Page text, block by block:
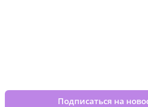
Подписаться на